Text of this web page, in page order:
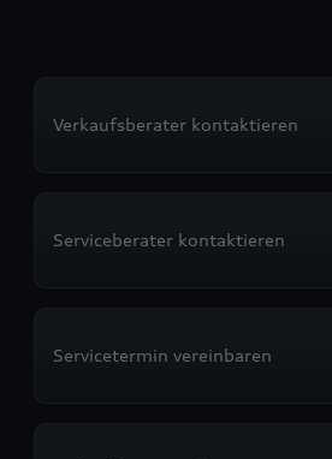
Verkaufsberater kontaktieren
Serviceberater kontaktieren
Servicetermin vereinbaren